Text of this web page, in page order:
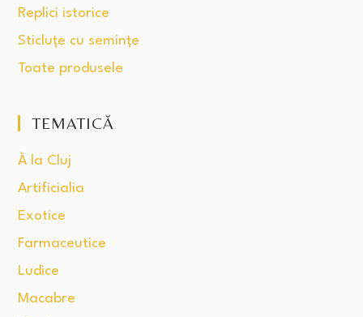
Replici istorice
Sticluțe cu semințe
Toate produsele
TEMATICĂ
À la Cluj
Artificialia
Exotice
Farmaceutice
Ludice
Macabre